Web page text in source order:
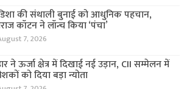
की संथाली बुनाई को आधुनिक पहचान,
कॉटन ने लॉन्च किया ‘पंचा’
7, 2026
ने ऊर्जा क्षेत्र में दिखाई नई उड़ान, CII सम्मेलन में
को दिया बड़ा न्योता